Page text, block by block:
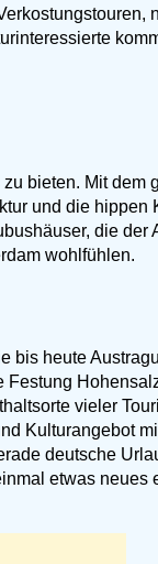
bieten. Mit dem
und die hippen
die der
wohlfühlen.
bis heute
vieler
Kulturangebot
deutsche
etwas neues